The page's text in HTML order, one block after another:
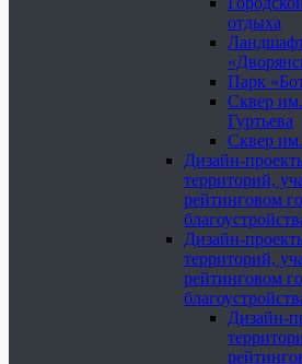
отдыха
Парк
Сквер
Гуртьева
Сквер
Дизайн-
территорий,
рейтинговом
Дизайн-
территорий,
рейтинговом
Дизайн-